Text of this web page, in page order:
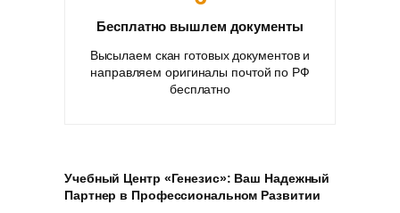
Бесплатно вышлем документы
Высылаем скан готовых документов и
направляем оригиналы почтой по РФ
бесплатно
Учебный Центр «Генезис»: Ваш Надежный
Партнер в Профессиональном Развитии